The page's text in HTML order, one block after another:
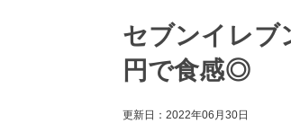
セブンイレブ
円で食感◎
更新日： 2022年06月30日